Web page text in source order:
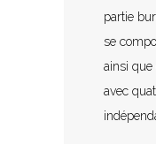
partie
se
ainsi que
avec